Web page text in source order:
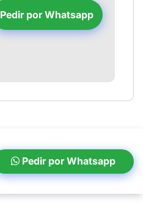
Pedir por Whatsapp
Pedir por Whatsapp